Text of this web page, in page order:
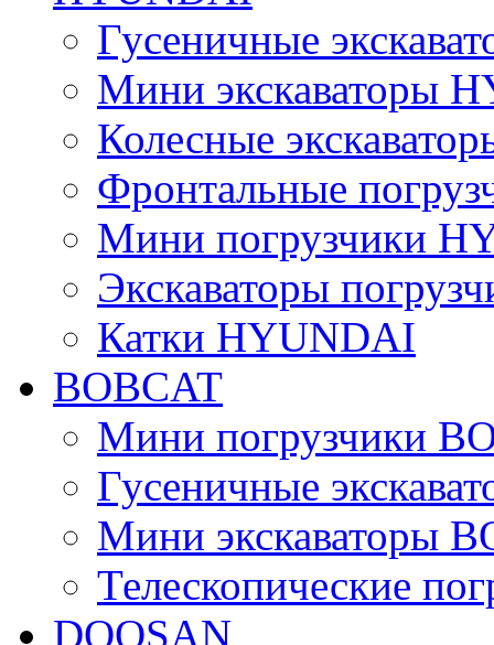
Гусеничные
Мини экскаваторы
Колесные
Фронтальные
Мини погрузчики
Экскаваторы
Катки HYUNDAI
BOBCAT
Мини погрузчики
Гусеничные
Мини экскаваторы
Телескопические
DOOSAN